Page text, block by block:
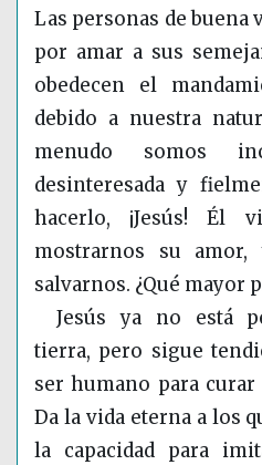
Las personas de buena
por amar a sus
obedecen el
debido a nuestra
menudo somos
desinteresada y
hacerlo, ¡Jesús! Él
mostrarnos su
salvarnos. ¿Qué mayor
Jesús ya no está
tierra, pero sigue
ser humano para
Da la vida eterna a los
la capacidad para